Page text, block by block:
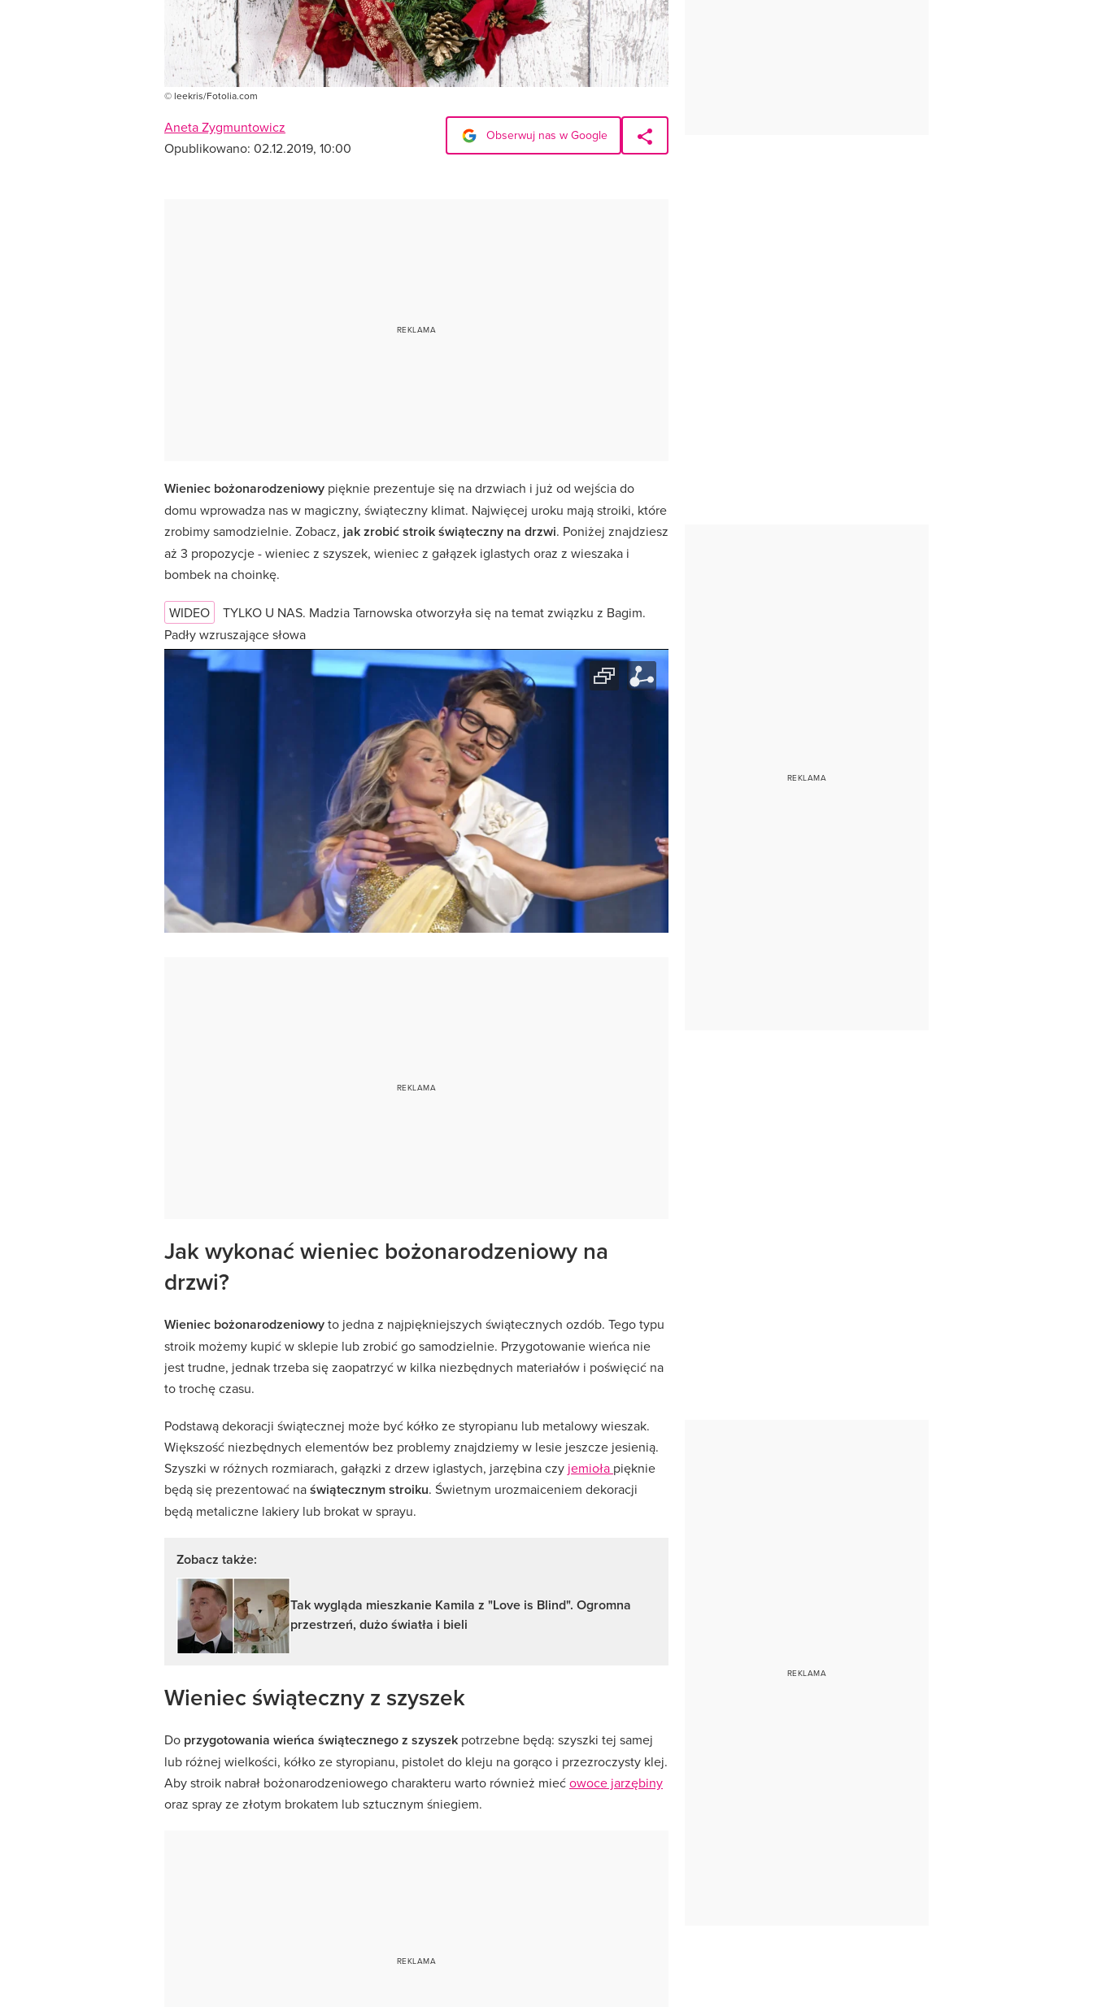
© leekris/Fotolia.com
Aneta Zygmuntowicz
Opublikowano: 02.12.2019, 10:00
Obserwuj nas w Google
Wieniec bożonarodzeniowy pięknie prezentuje się na drzwiach i już od wejścia do
domu wprowadza nas w magiczny, świąteczny klimat. Najwięcej uroku mają stroiki, które
zrobimy samodzielnie. Zobacz, jak zrobić stroik świąteczny na drzwi. Poniżej znajdziesz
aż 3 propozycje - wieniec z szyszek, wieniec z gałązek iglastych oraz z wieszaka i
bombek na choinkę.
WIDEO
TYLKO U NAS. Madzia Tarnowska otworzyła się na temat związku z Bagim.
Padły wzruszające słowa
Jak wykonać wieniec bożonarodzeniowy na
drzwi?
Wieniec bożonarodzeniowyto jedna z najpiękniejszych świątecznych ozdób. Tego typu
stroik możemy kupić w sklepie lub zrobić go samodzielnie. Przygotowanie wieńca nie
jest trudne, jednak trzeba się zaopatrzyć w kilka niezbędnych materiałów i poświęcić na
to trochę czasu.
Podstawą dekoracji świątecznej może być kółko ze styropianu lub metalowy wieszak.
Większość niezbędnych elementów bez problemy znajdziemy w lesie jeszcze jesienią.
Szyszki w różnych rozmiarach, gałązki z drzew iglastych, jarzębina czy jemioła pięknie
będą się prezentować naświątecznym stroiku. Świetnym urozmaiceniem dekoracji
będą metaliczne lakiery lub brokat w sprayu.
Zobacz także:
Tak wygląda mieszkanie Kamila z "Love is Blind". Ogromna
przestrzeń, dużo światła i bieli
Wieniec świąteczny z szyszek
Do przygotowania wieńca świątecznego z szyszek potrzebne będą: szyszki tej samej
lub różnej wielkości, kółko ze styropianu, pistolet do kleju na gorąco i przezroczysty klej.
Aby stroik nabrał bożonarodzeniowego charakteru warto również miećowoce jarzębiny
oraz spray ze złotym brokatem lub sztucznym śniegiem.